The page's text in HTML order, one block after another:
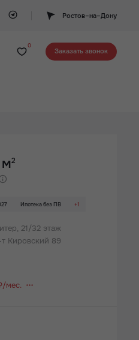
Ростов–на–Дону
0
Заказать звонок
м2
Ипотека без ПВ +1
21/32 этаж
Кировский 89
мес.